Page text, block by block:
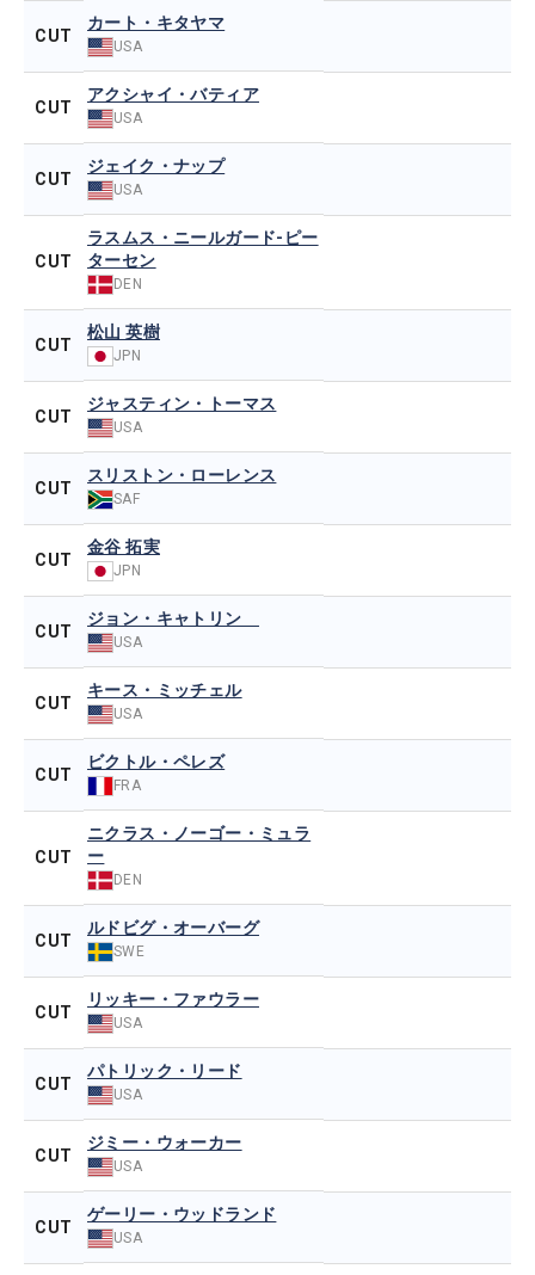
CUT
カート・キタヤマ
USA
CUT
アクシャイ・バティア
USA
CUT
ジェイク・ナップ
USA
CUT
ラスムス・ニールガード-ピー
ターセン
DEN
CUT
松山 英樹
JPN
CUT
ジャスティン・トーマス
USA
CUT
スリストン・ローレンス
SAF
CUT
金谷 拓実
JPN
CUT
ジョン・キャトリン
USA
CUT
キース・ミッチェル
USA
CUT
ビクトル・ペレズ
FRA
CUT
ニクラス・ノーゴー・ミュラ
ー
DEN
CUT
ルドビグ・オーバーグ
SWE
CUT
リッキー・ファウラー
USA
CUT
パトリック・リード
USA
CUT
ジミー・ウォーカー
USA
CUT
ゲーリー・ウッドランド
USA